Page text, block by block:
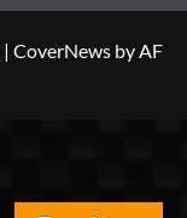
| CoverNews by AF